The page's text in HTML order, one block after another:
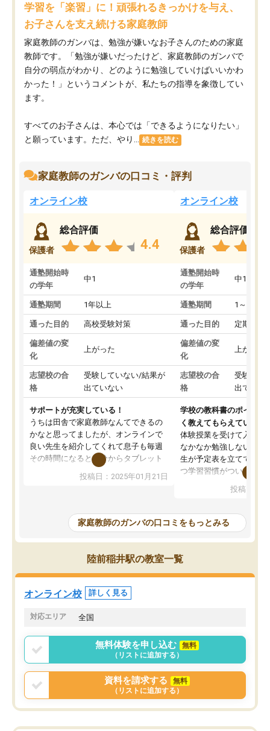
学習を「楽習」に！頑張れるきっかけを与え、
お子さんを支え続ける家庭教師
家庭教師のガンバは、勉強が嫌いなお子さんのための家庭
教師です。「勉強が嫌いだったけど、家庭教師のガンバで
自分の弱点がわかり、どのように勉強していけばいいかわ
かった！」というコメントが、私たちの指導を象徴してい
ます。
すべてのお子さんは、本心では「できるようになりたい」
と願っています。ただ、やり...
続きを読む
家庭教師のガンバの口コミ・評判
オンライン校
保護者
総合評価
4.4
通塾開始時
の学年
中1
通塾期間 1年以上
通った目的 高校受験対策
偏差値の変
化
上がった
志望校の合
格
受験していない/結果が
出ていない
サポートが充実している！
うちは田舎で家庭教師なんてできるの
かなと思ってましたが、オンラインで
良い先生を紹介してくれて息子も毎週
その時間になると自分からタブレット
を開いてzoomを繋げるようになりまし
た！5科目なんでもOKなのもとても気
めて1年ほどだった今では平均点以上の
科目が増えてきました！あと1年受験ま
であるので無料の週末教室を使用しな
がら頑張って欲しいと思います！
投稿日：2025年01月21日
オンライン校
保護者
総合評価
通塾開始時
の学年
中1
通塾期間 1～3ヵ月
通った目的 定期テス
偏差値の変
化
上がった
志望校の合
格
受験して
出ていな
学校の教科書のポイント
く教えてもらえている
体験授業を受けて入塾し
なかなか勉強しない息子
生が予定表を立ててくれ
つ学習習慣がついてきま
指導が無い日も予定表
問できるのでとても助か
投稿日：
家庭教師のガンバの口コミをもっとみる
陸前稲井駅の教室一覧
オンライン校 詳しく見る
対応エリア 全国
無料体験を申し込む
無料
（リストに追加する）
資料を請求する
無料
（リストに追加する）